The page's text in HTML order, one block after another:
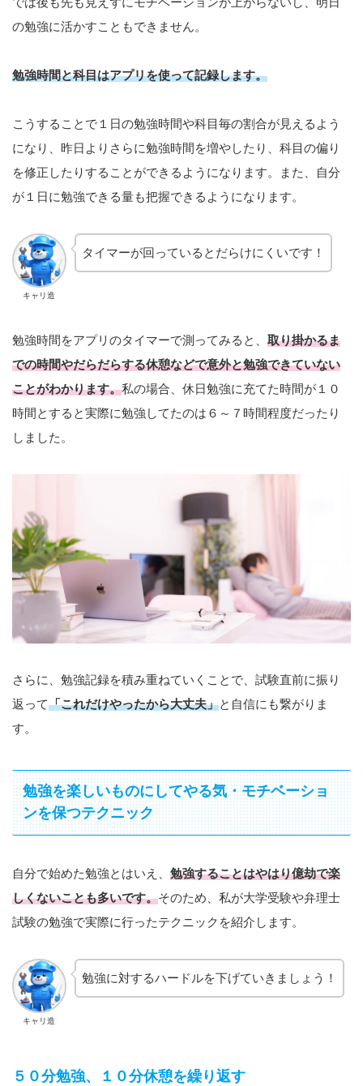
の勉強に活かすこともできません。
勉強時間と科目はアプリを使って記録します。
こうすることで１日の勉強時間や科目毎の割合が見えるよう
になり、昨日よりさらに勉強時間を増やしたり、科目の偏り
を修正したりすることができるようになります。また、自分
が１日に勉強できる量も把握できるようになります。
キャリ造
タイマーが回っているとだらけにくいです！
勉強時間をアプリのタイマーで測ってみると、 取り掛かるま
での時間やだらだらする休憩などで意外と勉強できていない
ことがわかります。私の場合、休日勉強に充てた時間が１０
時間とすると実際に勉強してたのは６～７時間程度だったり
しました。
さらに、勉強記録を積み重ねていくことで、試験直前に振り
返って「これだけやったから大丈夫」と自信にも繋がりま
す。
勉強を楽しいものにしてやる気・モチベーショ
ンを保つテクニック
自分で始めた勉強とはいえ、 勉強することはやはり億劫で楽
しくないことも多いです。そのため、私が大学受験や弁理士
試験の勉強で実際に行ったテクニックを紹介します。
キャリ造
勉強に対するハードルを下げていきましょう！
５０分勉強、１０分休憩を繰り返す